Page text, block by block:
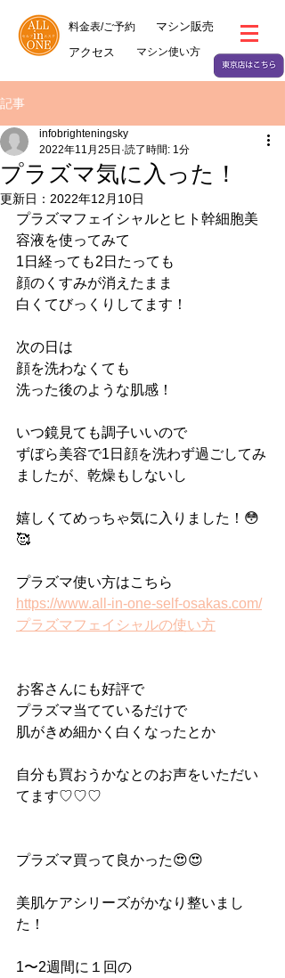
料金表/ご予約
マシン販売
アクセス
マシン使い方
記事
プラズマ気に入った！
infobrighteningsky
2022年11月25日 読了時間: 1分
更新日： 2022年12月10日
プラズマフェイシャルとヒト幹細胞美
容液を使ってみて
1日経っても2日たっても
顔のくすみが消えたまま
白くてびっくりしてます！
次の日は
顔を洗わなくても
洗った後のような肌感！
いつ鏡見ても調子いいので
ずぼら美容で1日顔を洗わず過ごしてみ
ましたが、乾燥もしないし
嬉しくてめっちゃ気に入りました！😳
🥰
プラズマ使い方はこちら
https://www.all-in-one-self-osakas.com/
プラズマフェイシャルの使い方
お客さんにも好評で
プラズマ当てているだけで
肌がきめ細かく白くなったとか
自分も買おうかなとのお声をいただい
てます♡♡♡
プラズマ買って良かった😍😍
美肌ケアシリーズがかなり整いまし
た！
1〜2週間に１回の